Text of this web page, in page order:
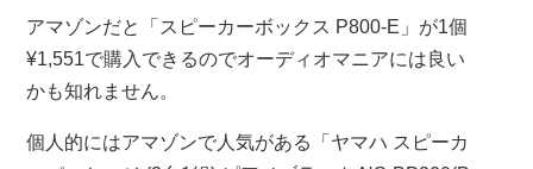
アマゾンだと「スピーカーボックス P800-E」が1個
¥1,551で購入できるのでオーディオマニアには良い
かも知れません。
個人的にはアマゾンで人気がある「ヤマハ スピーカ